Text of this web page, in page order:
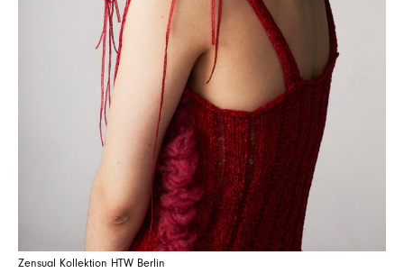
Zensual Kollektion HTW Berlin